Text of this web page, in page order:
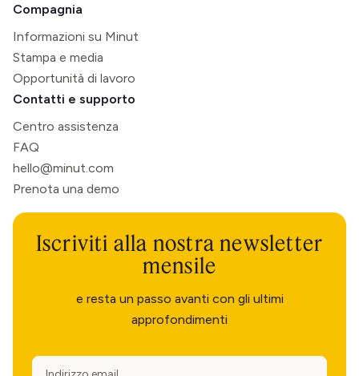
Compagnia
Informazioni su Minut
Stampa e media
Opportunità di lavoro
Contatti e supporto
Centro assistenza
FAQ
hello@minut.com
Prenota una demo
Iscriviti alla nostra newsletter
mensile
e resta un passo avanti con gli ultimi
approfondimenti